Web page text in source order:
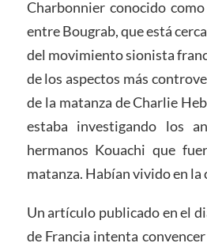
Charbonnier conocido como
entre Bougrab, que está
del movimiento sionista
de los aspectos más
de la matanza de Charlie
estaba investigando los
hermanos Kouachi que
matanza. Habían vivido en la
Un artículo publicado en el
de Francia intenta